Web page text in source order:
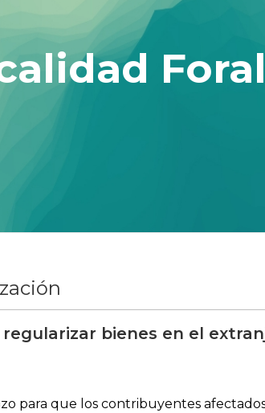
Foral
bienes en el
para que los contribuyentes